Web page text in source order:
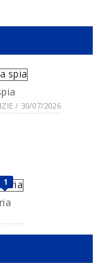
/ 30/07/2026
1